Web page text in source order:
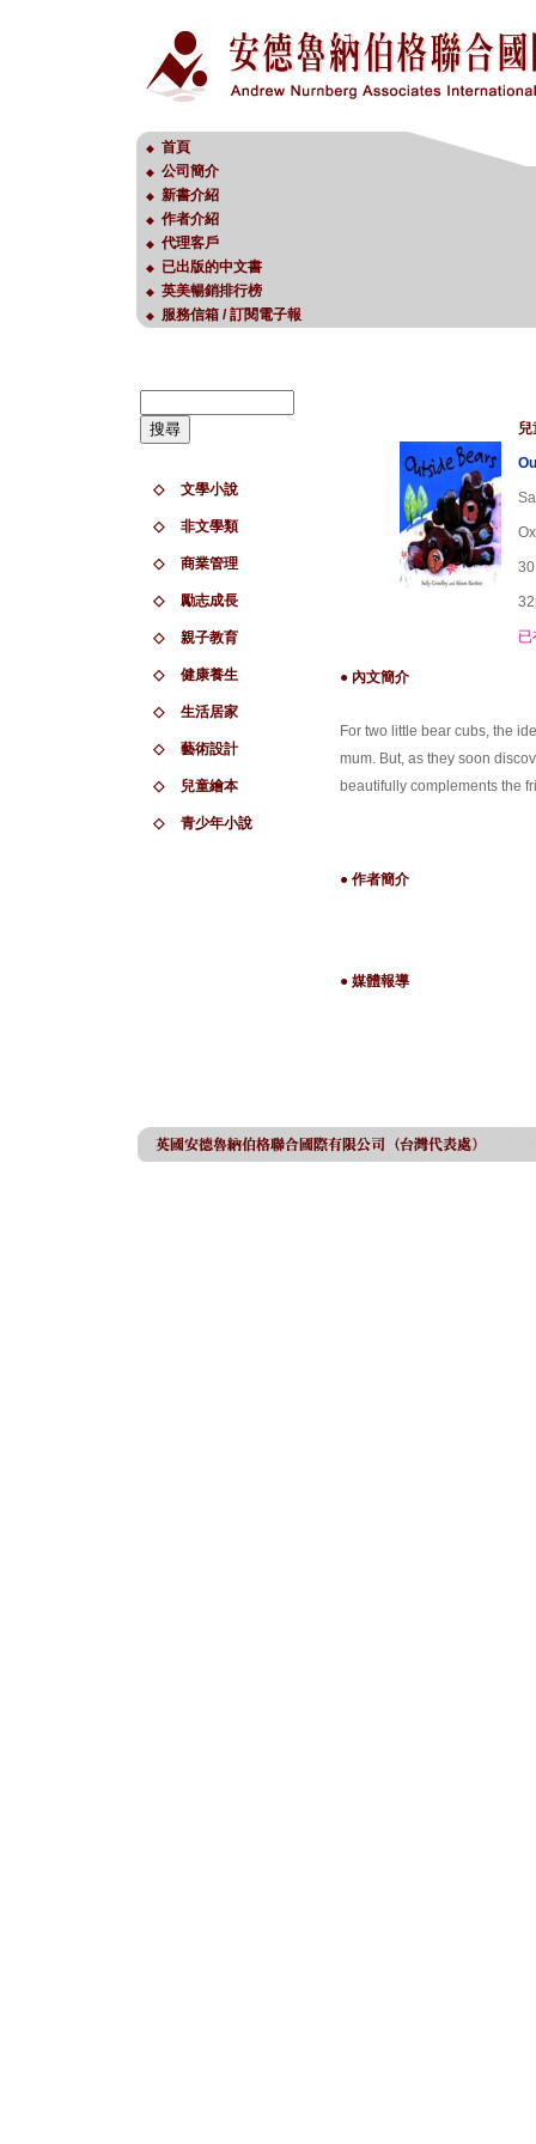
◆ 首頁
◆ 公司簡介
◆ 新書介紹
◆ 作者介紹
◆ 代理客戶
◆ 已出版的中文書
◆ 英美暢銷排行榜
◆ 服務信箱 / 訂閱電子報
◇ 文學小說
◇ 非文學類
◇ 商業管理
◇ 勵志成長
◇ 親子教育
◇ 健康養生
◇ 生活居家
◇ 藝術設計
◇ 兒童繪本
◇ 青少年小說
兒
● 內文簡介
For two little bear cubs, the
mum. But, as they soon
beautifully complements the
● 作者簡介
● 媒體報導